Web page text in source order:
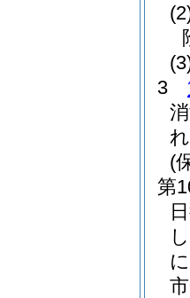
3
(
第